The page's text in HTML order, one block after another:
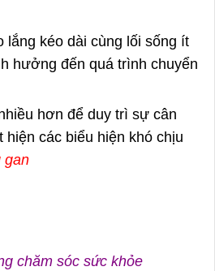
lắng kéo dài cùng lối sống ít
hưởng đến quá trình chuyển
hơn để duy trì sự cân
hiện các biểu hiện khó chịu
gan
chăm sóc sức khỏe